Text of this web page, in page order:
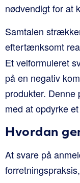
nødvendigt for at
Samtalen
eftertænksomt
Et velformuleret
på en negativ
produkter.
med at opdyrke
Hvordan
At svare på